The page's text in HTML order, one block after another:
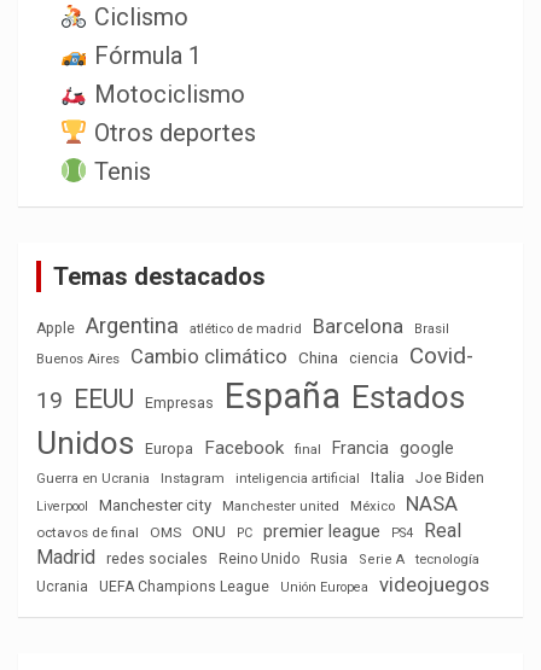
Ciclismo
Fórmula 1
Motociclismo
Otros deportes
Tenis
Temas destacados
Apple Argentina atlético de madrid Barcelona
Brasil
Buenos Aires
Cambio climático China ciencia
Covid-
19 EEUU Empresas España Estados
Unidos
Europa Facebook final Francia google
Guerra en Ucrania Instagram inteligencia artificial Italia Joe Biden
Liverpool Manchester city Manchester united México NASA
octavos de final OMS ONU PC premier league PS4
Real
Madrid
redes sociales Reino Unido Rusia Serie A
tecnología
Ucrania
UEFA Champions League Unión Europea videojuegos